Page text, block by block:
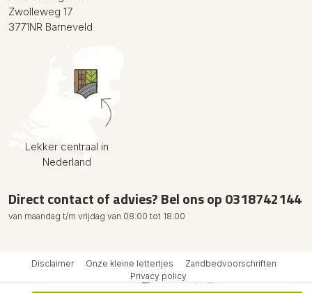
Zwolleweg 17
3771NR Barneveld
Lekker centraal in
Nederland
Direct contact of advies? Bel ons op0318742144
van maandag t/m vrijdag van 08:00 tot 18:00
Disclaimer Onze kleine lettertjes
Zandbedvoorschriften
Privacy policy